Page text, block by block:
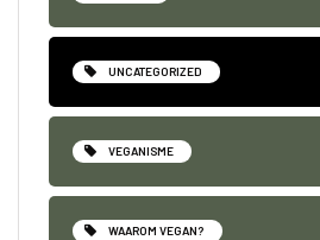
UNCATEGORIZED
VEGANISME
WAAROM VEGAN?